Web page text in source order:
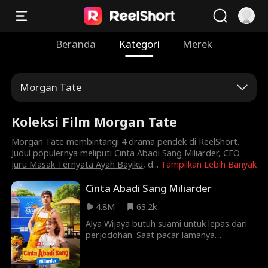
Beranda Kategori Merek
Morgan Tate
Koleksi Film Morgan Tate
Tampilkan Lebih Banyak
Morgan Tate membintangi 4 drama pendek di ReelShort.
Judul populernya meliputiCinta Abadi Sang Miliarder,CEO
Juru Masak Ternyata Ayah Bayiku, d...
Cinta Abadi Sang Miliarder
4.8M
63.2k
Alya Wijaya butuh suami untuk lepas dari
perjodohan. Saat pacar lamanya